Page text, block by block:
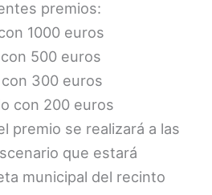
premios:
1000 euros
500 euros
300 euros
con 200 euros
premio se realizará a las
que estará
municipal del recinto